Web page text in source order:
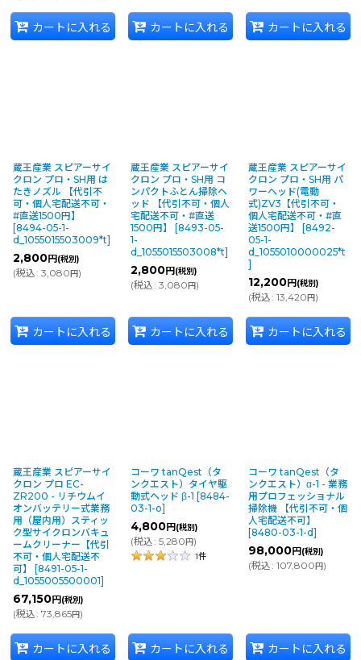
カートに入れる カートに入れる カートに入れる
蔵王産業 スピアーサイ
クロン プロ・SH用 は
たきノズル 【代引不
可・個人宅配送不可・
#直送1500円】
[8494-05-1-
d_1055015503009*t]
2,800円 (税別)
(税込: 3,080円)
カートに入れる
蔵王産業 スピアーサイ
クロン プロ・SH用 コ
ンパクトふとん掃除ヘ
ッド 【代引不可・個人
宅配送不可・#直送
1500円】
[8493-05-
1-
d_1055015503008*t]
2,800円 (税別)
(税込: 3,080円)
カートに入れる
蔵王産業 スピアーサイ
クロン プロ・SH用 パ
ワーヘッド(電動
式)ZV3【代引不可・
個人宅配送不可・#直
送1500円】
[8492-
05-1-
d_1055010000025*t
]
12,200円 (税別)
(税込: 13,420円)
カートに入れる
蔵王産業 スピアーサイ
クロン プロ EC-
ZR200 - リチウムイ
オンバッテリー式業務
用（屋内用）スティッ
ク型サイクロンバキュ
ームクリーナー【代引
不可・個人宅配送不
可】
[8491-05-1-
d_1055005500001]
67,150円 (税別)
(税込: 73,865円)
カートに入れる
コーワ tanQest（タ
ンクエスト）タイヤ駆
動式ヘッド β-1 [8484-
03-1-o]
4,800円 (税別)
(税込: 5,280円)
1件
カートに入れる
コーワ tanQest（タ
ンクエスト）α-1 - 業務
用プロフェッショナル
掃除機 【代引不可・個
人宅配送不可】
[8480-03-1-d]
98,000円 (税別)
(税込: 107,800円)
カートに入れる